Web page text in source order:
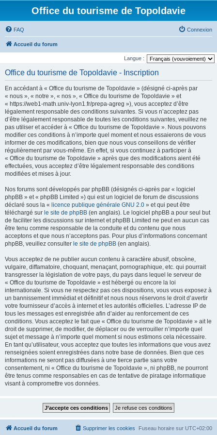
Office du tourisme de Topoldavie
FAQ Connexion
Accueil du forum
Langue :
Office du tourisme de Topoldavie - Inscription
En accédant à « Office du tourisme de Topoldavie » (désigné ci-après par
« nous », « notre », « nos », « Office du tourisme de Topoldavie » et
« https://web1-math.univ-lyon1.fr/prepa-agreg »), vous acceptez d’être
légalement responsable des conditions suivantes. Si vous n’acceptez pas
d’être légalement responsable de toutes les conditions suivantes, veuillez ne
pas utiliser et accéder à « Office du tourisme de Topoldavie ». Nous pouvons
modifier ces conditions à n’importe quel moment et nous essaierons de vous
informer de ces modifications, bien que nous vous conseillons de vérifier
régulièrement par vous-même. En effet, si vous continuez à participer à
« Office du tourisme de Topoldavie » après que des modifications aient été
effectuées, vous acceptez d’être légalement responsable des conditions
modifiées et mises à jour.
Nos forums sont développés par phpBB (désignés ci-après par « logiciel
phpBB » et « phpBB Limited ») qui est un logiciel de forum de discussions
déclaré sous la « licence publique générale GNU 2.0 » et qui peut être
téléchargé sur le site de phpBB (en anglais). Le logiciel phpBB a pour seul but
de faciliter les discussions sur internet et phpBB Limited ne peut en aucun cas
être tenu comme responsable de la conduite et du contenu que nous
acceptons et que nous n’acceptons pas. Pour plus d’informations concernant
phpBB, veuillez consulter le site de phpBB (en anglais).
Vous acceptez de ne publier aucun contenu à caractère abusif, obscène,
vulgaire, diffamatoire, choquant, menaçant, pornographique, etc. qui pourrait
transgresser la législation de votre pays, du pays dans lequel le serveur de
« Office du tourisme de Topoldavie » est hébergé ou encore la loi
internationale. Si vous ne respectez pas ces dispositions, vous vous exposez à
un bannissement immédiat et définitif et nous nous réservons le droit d’avertir
votre fournisseur d’accès à internet et les autorités officielles. L’adresse IP de
tous les messages est enregistrée afin d’aider au renforcement de ces
conditions. Vous acceptez le fait que « Office du tourisme de Topoldavie » ait le
droit de supprimer, de modifier, de déplacer ou de verrouiller n’importe quel
sujet et message à n’importe quel moment si nous estimons cela nécessaire.
En tant qu’utilisateur, vous acceptez que toutes les informations que vous avez
renseignées soient enregistrées dans notre base de données. Bien que ces
informations ne seront pas diffusées à une tierce partie sans votre
consentement, ni « Office du tourisme de Topoldavie », ni phpBB, ne pourront
être tenus comme responsables en cas de tentative de piratage informatique
visant à compromettre vos données.
Accueil du forum Fuseau horaire sur UTC+02:00
Supprimer les cookies